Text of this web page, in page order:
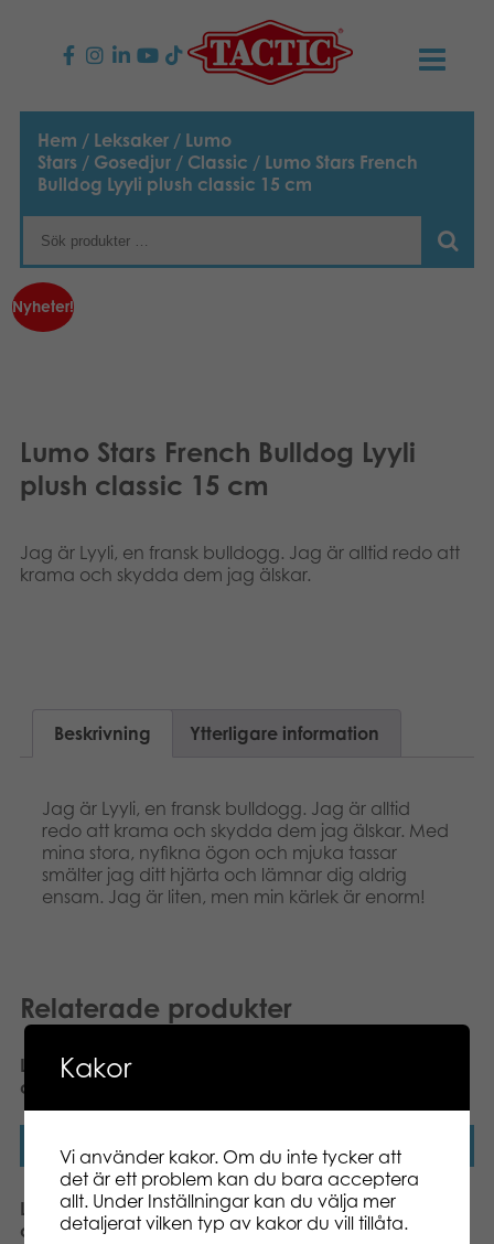
PRODUKTER
Barnspel
Familjespel
Leksaker
Arkiverade produkter
NYHETER
TACTIC
KONTAKTER
Media
English
Français
Hem / Leksaker / Lumo
Stars / Gosedjur / Classic / Lumo Stars French
Bulldog Lyyli plush classic 15 cm
Nyheter!
Lumo Stars French Bulldog Lyyli
plush classic 15 cm
Jag är Lyyli, en fransk bulldogg. Jag är alltid redo att
krama och skydda dem jag älskar.
Beskrivning Ytterligare information
Jag är Lyyli, en fransk bulldogg. Jag är alltid
redo att krama och skydda dem jag älskar. Med
mina stora, nyfikna ögon och mjuka tassar
smälter jag ditt hjärta och lämnar dig aldrig
ensam. Jag är liten, men min kärlek är enorm!
Relaterade produkter
Lumo Stars Wolf Hukka
classic plush
Läs mer Läs mer
Lumo Stars Lynx Winter
classic plush
Lumo Stars Deer Dear
classic plush
Kakor
Vi använder kakor. Om du inte tycker att
det är ett problem kan du bara acceptera
allt. Under Inställningar kan du välja mer
detaljerat vilken typ av kakor du vill tillåta.